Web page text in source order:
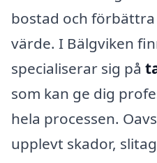
bostad och förbättra
värde. I Bälgviken
specialiserar sig på
som kan ge dig
hela processen.
upplevt skador,